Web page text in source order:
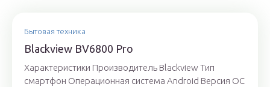
Бытовая техника
Blackview BV6800 Pro
Характеристики Производитель Blackview Тип
смартфон Операционная система Android Версия ОС